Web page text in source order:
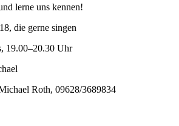
lerne uns kennen!
die gerne singen
19.00–20.30 Uhr
Roth, 09628/3689834